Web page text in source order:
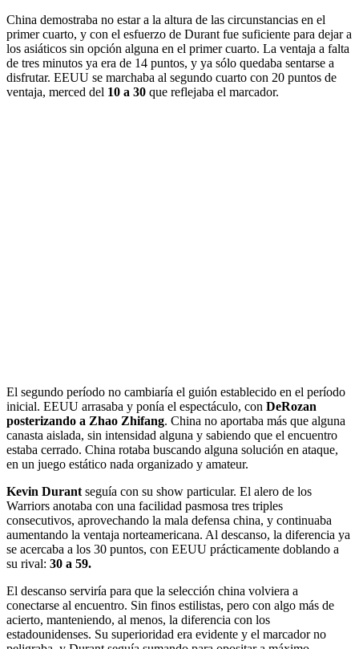
China demostraba no estar a la altura de las circunstancias en el
primer cuarto, y con el esfuerzo de Durant fue suficiente para dejar a
los asiáticos sin opción alguna en el primer cuarto. La ventaja a falta
de tres minutos ya era de 14 puntos, y ya sólo quedaba sentarse a
disfrutar. EEUU se marchaba al segundo cuarto con 20 puntos de
ventaja, merced del 10 a 30 que reflejaba el marcador.
El segundo período no cambiaría el guión establecido en el período
inicial. EEUU arrasaba y ponía el espectáculo, con DeRozan
posterizando a Zhao Zhifang. China no aportaba más que alguna
canasta aislada, sin intensidad alguna y sabiendo que el encuentro
estaba cerrado. China rotaba buscando alguna solución en ataque,
en un juego estático nada organizado y amateur.
Kevin Durant seguía con su show particular. El alero de los
Warriors anotaba con una facilidad pasmosa tres triples
consecutivos, aprovechando la mala defensa china, y continuaba
aumentando la ventaja norteamericana. Al descanso, la diferencia ya
se acercaba a los 30 puntos, con EEUU prácticamente doblando a
su rival: 30 a 59.
El descanso serviría para que la selección china volviera a
conectarse al encuentro. Sin finos estilistas, pero con algo más de
acierto, manteniendo, al menos, la diferencia con los
estadounidenses. Su superioridad era evidente y el marcador no